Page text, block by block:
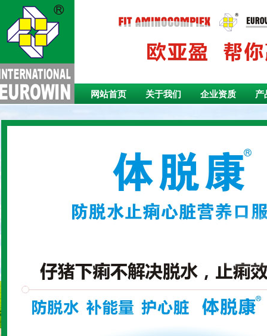
网站首页 关于我们 企业资质 产